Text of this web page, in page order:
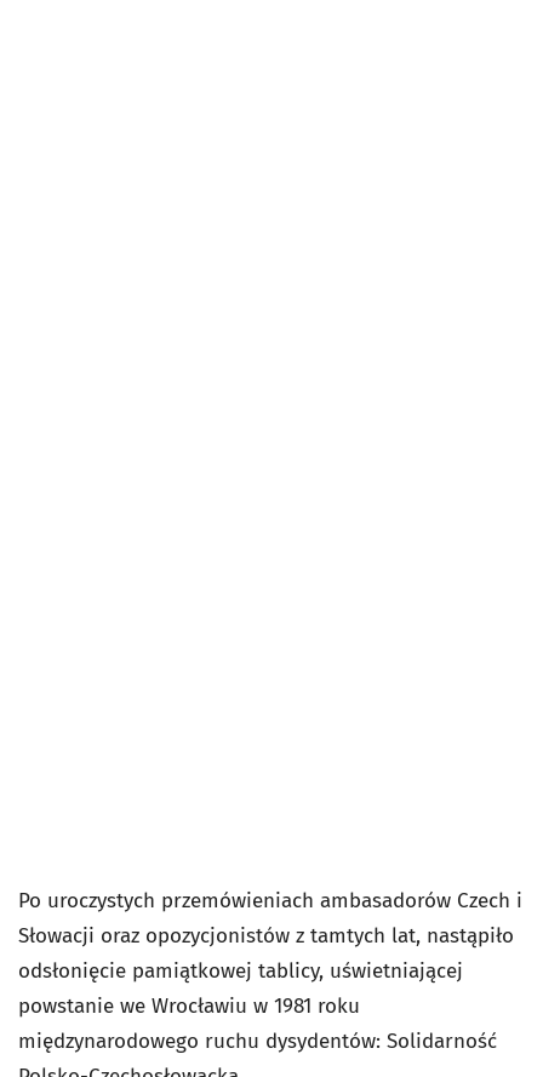
Po uroczystych przemówieniach ambasadorów Czech i
Słowacji oraz opozycjonistów z tamtych lat, nastąpiło
odsłonięcie pamiątkowej tablicy, uświetniającej
powstanie we Wrocławiu w 1981 roku
międzynarodowego ruchu dysydentów: Solidarność